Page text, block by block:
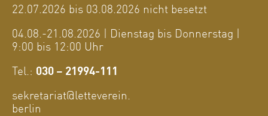
22.07.2026 bis 03.08.2026 nicht besetzt
04.08.-21.08.2026 | Dienstag bis Donnerstag |
9:00 bis 12:00 Uhr
Tel.: 030 – 21994-111
sekretariat@letteverein.
berlin